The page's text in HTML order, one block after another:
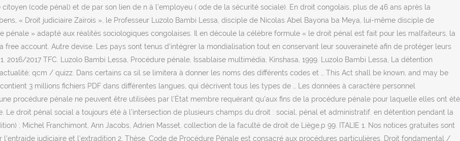
(code pénal) et de par son lien de n à l’employeu ( ode de la sécurité sociale). En droit congolais, plus de 46 ans après la
« Droit judiciaire Zaïrois », le Professeur Luzolo Bambi Lessa, disciple de Nicolas Abel Bayona ba Meya, lui-même disciple de
pénale » adapté aux réalités sociologiques congolaises. Il en découle la célèbre formule « le droit pénal est fait pour les malfaiteurs, la
account. Autre devise. Les pays sont tenus d’intégrer la mondialisation tout en conservant leur souveraineté afin de protéger leurs
2017 TFC. Luzolo Bambi Lessa, Procédure pénale, Issablaise multimédia, Kinshasa, 1999. Luzolo Bambi Lessa, La détention
qcm / quizz. Dans certains ca sil se limitera à donner les noms des différents codes et … This Act shall be known, and may be
3 millions fichiers PDF dans différentes langues, qui décrivent tous les types de … Les données à caractère personnel
procédure pénale ne peuvent être utilisées par l'État membre requérant qu'aux fins de la procédure pénale pour laquelle elles ont été
Le droit pénal social a toujours été à l’intersection de plusieurs champs du droit : social, pénal et administratif. en détention pendant la
; Michel Franchimont, Ann Jacobs, Adrien Masset, collection de la faculté de droit de Liège,p 99. ITALIE 1. Nos notices gratuites sont
judiciaire et l’extradition 2. Thèse. Code de Procédure Pénale est consacré aux procédures particulières. Droit fondamental /